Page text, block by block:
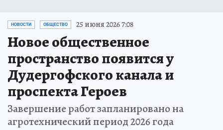
НОВОСТИ ОБЩЕСТВО 25 июня 2026 7:08
Новое общественное
пространство появится у
Дудергофского канала и
проспекта Героев
Завершение работ запланировано на
агротехнический период 2026 года